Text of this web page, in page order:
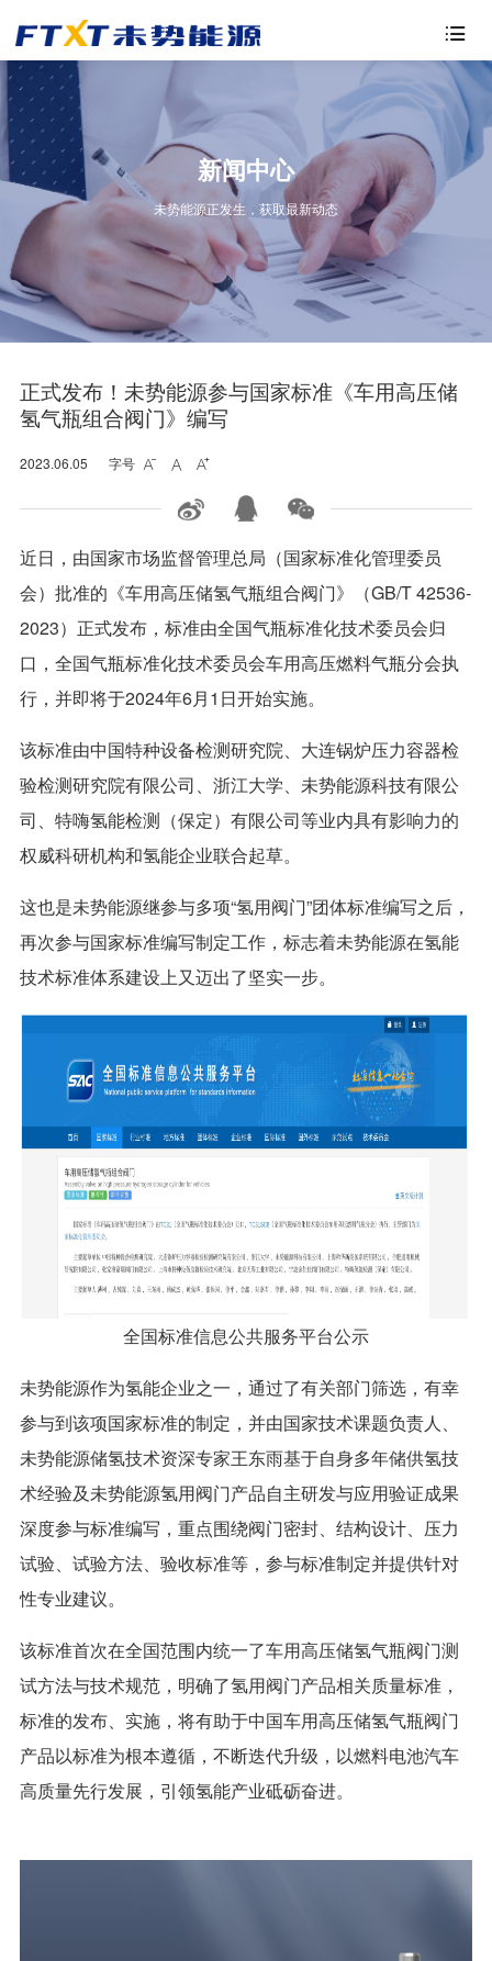

新闻中心
未势能源正发生，获取最新动态
正式发布！未势能源参与国家标准《车用高压储
氢气瓶组合阀门》编写
2023.06.05 字号   
近日，由国家市场监督管理总局（国家标准化管理委员
会）批准的《车用高压储氢气瓶组合阀门》（GB/T 42536-
2023）正式发布，标准由全国气瓶标准化技术委员会归
口，全国气瓶标准化技术委员会车用高压燃料气瓶分会执
行，并即将于2024年6月1日开始实施。
该标准由中国特种设备检测研究院、大连锅炉压力容器检
验检测研究院有限公司、浙江大学、未势能源科技有限公
司、特嗨氢能检测（保定）有限公司等业内具有影响力的
权威科研机构和氢能企业联合起草。
这也是未势能源继参与多项“氢用阀门”团体标准编写之后，
再次参与国家标准编写制定工作，标志着未势能源在氢能
技术标准体系建设上又迈出了坚实一步。
全国标准信息公共服务平台公示
未势能源作为氢能企业之一，通过了有关部门筛选，有幸
参与到该项国家标准的制定，并由国家技术课题负责人、
未势能源储氢技术资深专家王东雨基于自身多年储供氢技
术经验及未势能源氢用阀门产品自主研发与应用验证成果
深度参与标准编写，重点围绕阀门密封、结构设计、压力
试验、试验方法、验收标准等，参与标准制定并提供针对
性专业建议。
该标准首次在全国范围内统一了车用高压储氢气瓶阀门测
试方法与技术规范，明确了氢用阀门产品相关质量标准，
标准的发布、实施，将有助于中国车用高压储氢气瓶阀门
产品以标准为根本遵循，不断迭代升级，以燃料电池汽车
高质量先行发展，引领氢能产业砥砺奋进。